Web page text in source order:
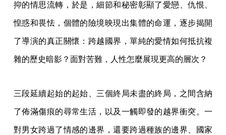
抑的情思流轉，於是，細節和秘密彰顯了愛戀、仇恨、
惶惑和畏怯，個體的險境映現出集體的命運，逐步揭開
了導演的真正關懷：跨越國界，單純的愛情如何抵抗複
雜的歷史暗影？面對苦難，人性怎麼展現更高的層次？
三段延續起始的起始、三個終局未盡的終局，之間含納
了佈滿傷痕的尋常生活，以及一觸即發的越界衝突。一
對男女跨過了情感的邊界，還要跨過種族的邊界、國家